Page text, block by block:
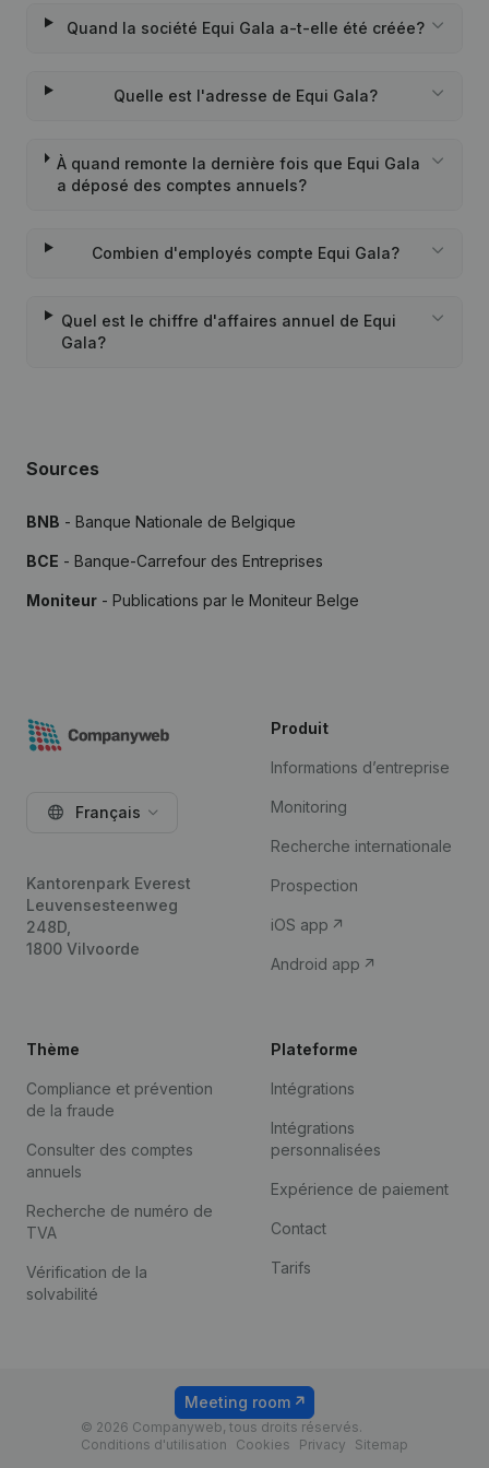
Quand la société Equi Gala a-t-elle été créée?
Quelle est l'adresse de Equi Gala?
À quand remonte la dernière fois que Equi Gala
a déposé des comptes annuels?
Combien d'employés compte Equi Gala?
Quel est le chiffre d'affaires annuel de Equi
Gala?
Sources
BNB - Banque Nationale de Belgique
BCE - Banque-Carrefour des Entreprises
Moniteur - Publications par le Moniteur Belge
Français
Kantorenpark Everest
Leuvensesteenweg
248D,
1800 Vilvoorde
Produit
Informations d’entreprise
Monitoring
Recherche internationale
Prospection
iOS app
Android app
Thème
Compliance et prévention
de la fraude
Consulter des comptes
annuels
Recherche de numéro de
TVA
Vérification de la
solvabilité
Plateforme
Intégrations
Intégrations
personnalisées
Expérience de paiement
Contact
Tarifs
© 2026 Companyweb, tous droits réservés.
Conditions d'utilisation
Cookies Privacy Sitemap
Meeting room